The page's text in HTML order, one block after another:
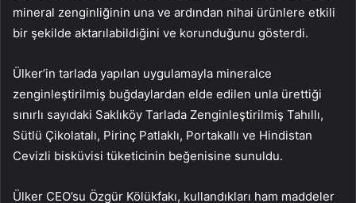
mineral zenginliğinin una ve ardından nihai ürünlere etkili
bir şekilde aktarılabildiğini ve korunduğunu gösterdi.
Ülker’in tarlada yapılan uygulamayla mineralce
zenginleştirilmiş buğdaylardan elde edilen unla ürettiği
sınırlı sayıdaki Saklıköy Tarlada Zenginleştirilmiş Tahıllı,
Sütlü Çikolatalı, Pirinç Patlaklı, Portakallı ve Hindistan
Cevizli bisküvisi tüketicinin beğenisine sunuldu.
Ülker CEO’su Özgür Kölükfakı, kullandıkları ham maddeler